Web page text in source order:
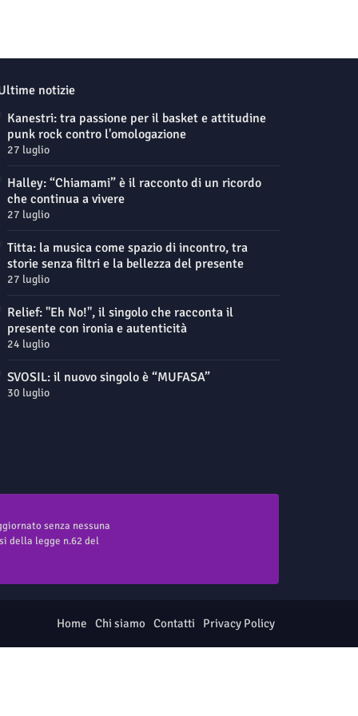
notizie
Kanestri: tra passione per il basket e attitudine
punk rock contro l'omologazione
27 luglio
Halley: “Chiamami” è il racconto di un ricordo
che continua a vivere
27 luglio
Titta: la musica come spazio di incontro, tra
storie senza filtri e la bellezza del presente
27 luglio
Relief: "Eh No!", il singolo che racconta il
presente con ironia e autenticità
24 luglio
SVOSIL: il nuovo singolo è “MUFASA”
30 luglio
senza nessuna
della legge n.62 del
Home Chi siamo Contatti Privacy Policy